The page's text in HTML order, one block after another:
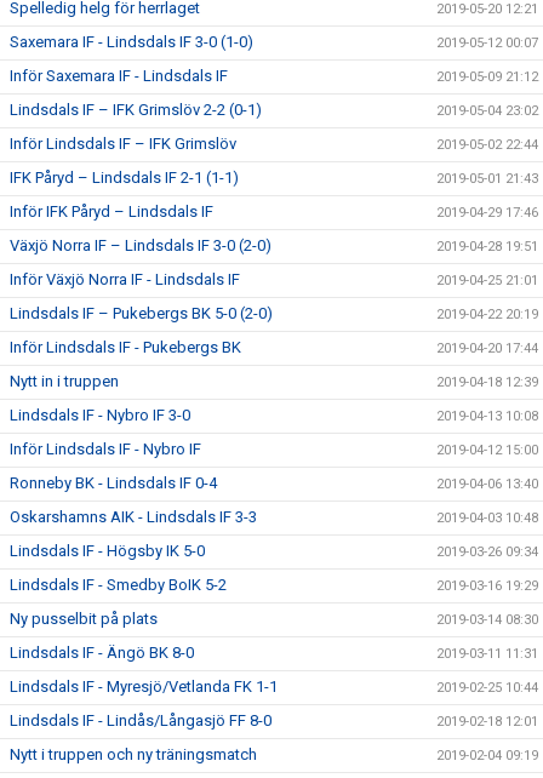
Spelledig helg för herrlaget 2019-05-20 12:21
Saxemara IF - Lindsdals IF 3-0 (1-0) 2019-05-12 00:07
Inför Saxemara IF - Lindsdals IF 2019-05-09 21:12
Lindsdals IF – IFK Grimslöv 2-2 (0-1) 2019-05-04 23:02
Inför Lindsdals IF – IFK Grimslöv 2019-05-02 22:44
IFK Påryd – Lindsdals IF 2-1 (1-1) 2019-05-01 21:43
Inför IFK Påryd – Lindsdals IF 2019-04-29 17:46
Växjö Norra IF – Lindsdals IF 3-0 (2-0) 2019-04-28 19:51
Inför Växjö Norra IF - Lindsdals IF 2019-04-25 21:01
Lindsdals IF – Pukebergs BK 5-0 (2-0) 2019-04-22 20:19
Inför Lindsdals IF - Pukebergs BK 2019-04-20 17:44
Nytt in i truppen 2019-04-18 12:39
Lindsdals IF - Nybro IF 3-0 2019-04-13 10:08
Inför Lindsdals IF - Nybro IF 2019-04-12 15:00
Ronneby BK - Lindsdals IF 0-4 2019-04-06 13:40
Oskarshamns AIK - Lindsdals IF 3-3 2019-04-03 10:48
Lindsdals IF - Högsby IK 5-0 2019-03-26 09:34
Lindsdals IF - Smedby BoIK 5-2 2019-03-16 19:29
Ny pusselbit på plats 2019-03-14 08:30
Lindsdals IF - Ängö BK 8-0 2019-03-11 11:31
Lindsdals IF - Myresjö/Vetlanda FK 1-1 2019-02-25 10:44
Lindsdals IF - Lindås/Långasjö FF 8-0 2019-02-18 12:01
Nytt i truppen och ny träningsmatch 2019-02-04 09:19